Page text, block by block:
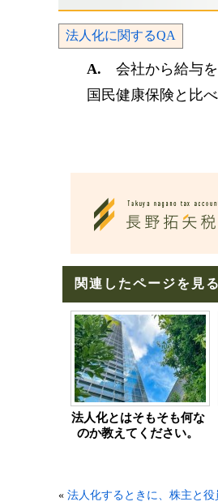
法人化に関するQA
A. 会社から給与を
国民健康保険と比
関連したページを見る
法人化とはそもそも何な
のか教えてください。
« 法人化するときに、株主と